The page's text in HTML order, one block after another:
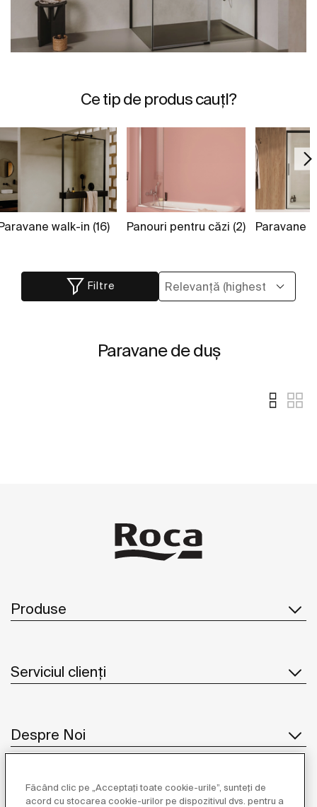
Ce tip de produs cauțI?
walk-in (16) Panouri pentru căzi (2) Paravane
Filtre
Paravane de duş
Produse
Serviciul clienți
Despre Noi
Inspirație
Făcând clic pe „Acceptați toate cookie-urile”, sunteți de
acord cu stocarea cookie-urilor pe dispozitivul dvs. pentru a